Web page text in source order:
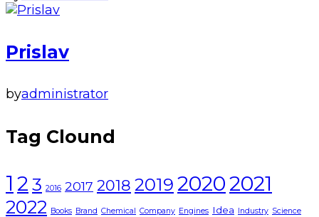
Prislav
byadministrator
Tag Clound
1 2 3 2016 2017 2018 2019 20202021
2022 Books Brand Chemical Company Engines Idea Industry Science